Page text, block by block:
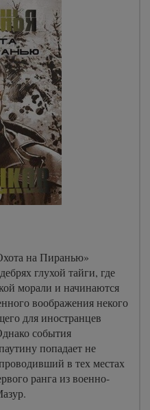
на Пиранью»
глухой тайги, где
морали и начинаются
воображения некого
для иностранцев
события
попадает не
в тех местах
ранга из военно-